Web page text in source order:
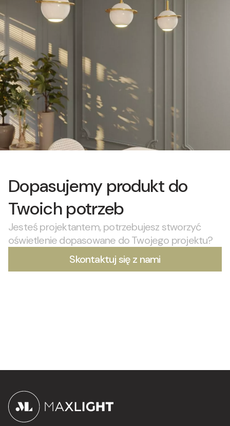
Dopasujemy produkt do
Twoich potrzeb
Jesteś projektantem, potrzebujesz stworzyć
oświetlenie dopasowane do Twojego projektu?
Skontaktuj się z nami